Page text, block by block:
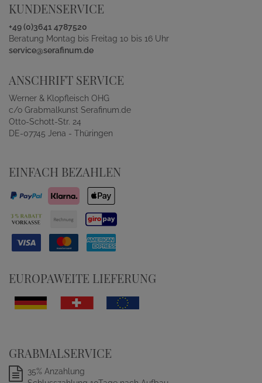
KUNDENSERVICE
+49 (0)3641 4787520
Beratung Montag bis Freitag 10 bis 16 Uhr
service@serafinum.de
ANSCHRIFT SERVICE
Werner & Klopfleisch OHG
c/o Grabmalkunst Serafinum.de
Otto-Schott-Str. 24
DE-07745 Jena - Thüringen
EINFACH BEZAHLEN
EUROPAWEITE LIEFERUNG
GRABMALSERVICE
35% Anzahlung